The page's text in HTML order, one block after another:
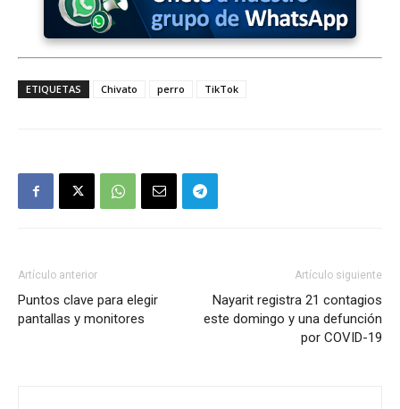
ETIQUETAS Chivato perro TikTok
Artículo anterior
Puntos clave para elegir
pantallas y monitores
Artículo siguiente
Nayarit registra 21 contagios
este domingo y una defunción
por COVID-19